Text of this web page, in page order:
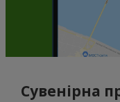
Сувенірна